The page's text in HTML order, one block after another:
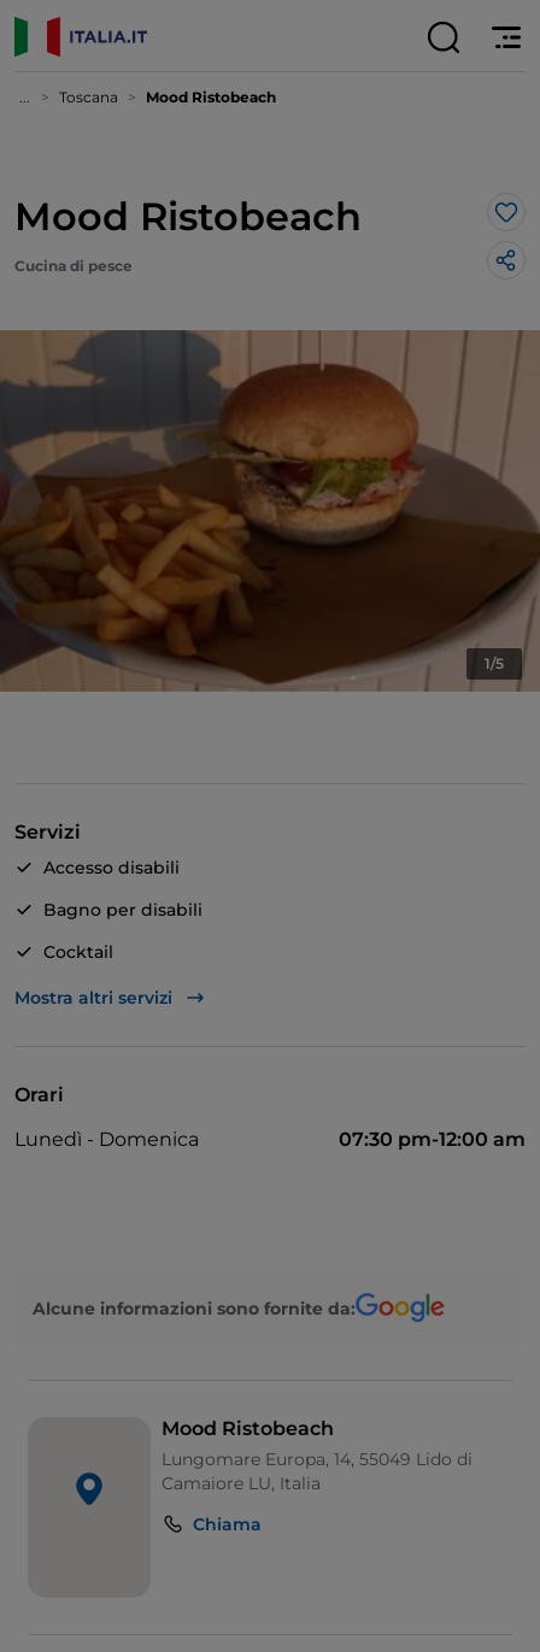
... Toscana Mood Ristobeach
Mood Ristobeach
Cucina di pesce
1/5
Servizi
Accesso disabili
Bagno per disabili
Cocktail
Wi-Fi
Mostra altri servizi
Orari
Lunedì - Domenica
07:30 pm-12:00 am
Alcune informazioni sono fornite da:
Mood Ristobeach
Lungomare Europa, 14, 55049 Lido di
Camaiore LU, Italia
Chiama